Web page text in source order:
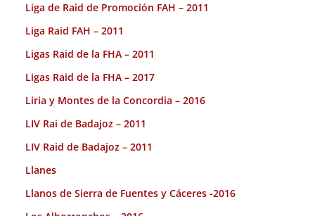
Liga de Raid de Promoción FAH – 2011
Liga Raid FAH – 2011
Ligas Raid de la FHA – 2011
Ligas Raid de la FHA – 2017
Liria y Montes de la Concordia – 2016
LIV Rai de Badajoz – 2011
LIV Raid de Badajoz – 2011
Llanes
Llanos de Sierra de Fuentes y Cáceres -2016